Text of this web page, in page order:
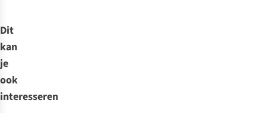
Dit
kan
je
ook
interesseren